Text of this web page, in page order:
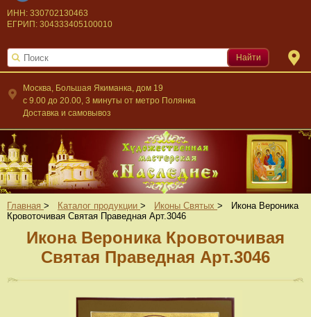
Москва, Большая Якиманка, дом 19
c 9.00 до 20.00, 3 минуты от метро Полянка
Доставка и самовывоз
ИНН: 330702130463
ЕГРИП: 304333405100010
Найти
Главная > Каталог продукции > Иконы Святых >
Икона Вероника
Кровоточивая Святая Праведная Арт.3046
Икона Вероника Кровоточивая
Святая Праведная Арт.3046